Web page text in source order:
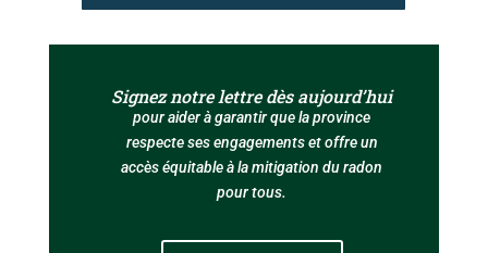
Signez notre lettre dès aujourd’hui
pour aider à garantir que la province
respecte ses engagements et offre un
accès équitable à la mitigation du radon
pour tous.